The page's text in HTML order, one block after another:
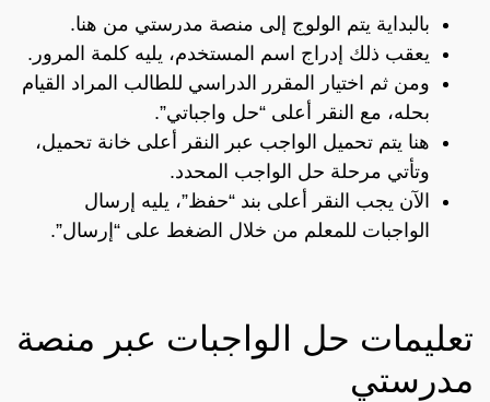
بالبداية يتم الولوج إلى منصة مدرستي من هنا.
يعقب ذلك إدراج اسم المستخدم، يليه كلمة المرور.
ومن ثم اختيار المقرر الدراسي للطالب المراد القيام
بحله، مع النقر أعلى “حل واجباتي”.
هنا يتم تحميل الواجب عبر النقر أعلى خانة تحميل،
وتأتي مرحلة حل الواجب المحدد.
الآن يجب النقر أعلى بند “حفظ”، يليه إرسال
الواجبات للمعلم من خلال الضغط على “إرسال”.
تعليمات حل الواجبات عبر منصة
مدرستي